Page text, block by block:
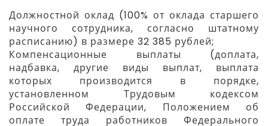
Должностной оклад (100% от оклада старшего
научного сотрудника, согласно штатному
расписанию) в размере 32 385 рублей;
Компенсационные выплаты (доплата,
надбавка, другие виды выплат, выплата
которых производится в порядке,
установленном Трудовым кодексом
Российской Федерации, Положением об
оплате труда работников Федерального